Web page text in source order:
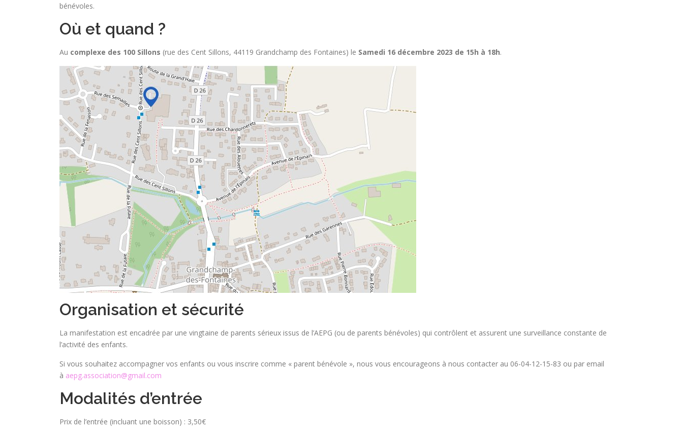
bénévoles.
Où et quand ?
Au complexe des 100 Sillons (rue des Cent Sillons, 44119 Grandchamp des Fontaines) le Samedi 16 décembre 2023 de 15h à 18h.
Organisation et sécurité
La manifestation est encadrée par une vingtaine de parents sérieux issus de l’AEPG (ou de parents bénévoles) qui contrôlent et assurent une surveillance constante de
l’activité des enfants.
Si vous souhaitez accompagner vos enfants ou vous inscrire comme « parent bénévole », nous vous encourageons à nous contacter au 06-04-12-15-83 ou par email
à aepg.association@gmail.com
Modalités d’entrée
Prix de l’entrée (incluant une boisson) : 3,50€